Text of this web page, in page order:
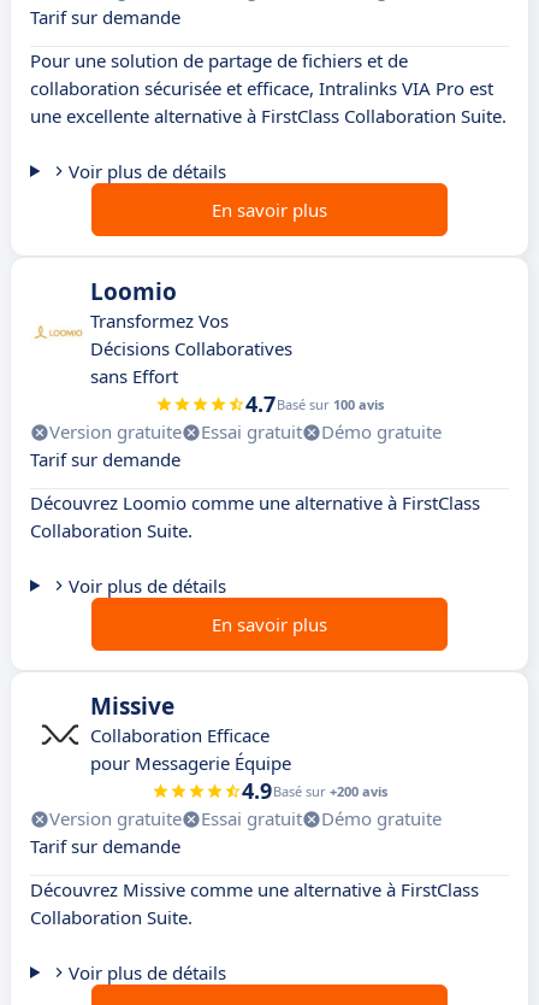
Tarif sur demande
Pour une solution de partage de fichiers et de
collaboration sécurisée et efficace, Intralinks VIA Pro est
une excellente alternative à FirstClass Collaboration Suite.
Voir plus de détails
En savoir plus
Loomio
Transformez Vos
Décisions Collaboratives
sans Effort
4.7Basé sur 100 avis
Version gratuite Essai gratuit
Démo gratuite
Tarif sur demande
Découvrez Loomio comme une alternative à FirstClass
Collaboration Suite.
Voir plus de détails
En savoir plus
Missive
Collaboration Efficace
pour Messagerie Équipe
4.9Basé sur +200 avis
Version gratuite Essai gratuit
Démo gratuite
Tarif sur demande
Découvrez Missive comme une alternative à FirstClass
Collaboration Suite.
Voir plus de détails